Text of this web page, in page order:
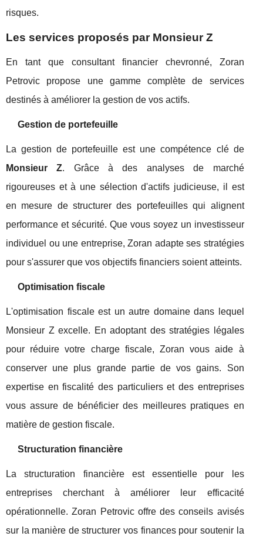
risques.
Les services proposés par Monsieur Z
En tant que consultant financier chevronné, Zoran
Petrovic propose une gamme complète de services
destinés à améliorer la gestion de vos actifs.
Gestion de portefeuille
La gestion de portefeuille est une compétence clé de
Monsieur Z. Grâce à des analyses de marché
rigoureuses et à une sélection d'actifs judicieuse, il est
en mesure de structurer des portefeuilles qui alignent
performance et sécurité. Que vous soyez un investisseur
individuel ou une entreprise, Zoran adapte ses stratégies
pour s'assurer que vos objectifs financiers soient atteints.
Optimisation fiscale
L'optimisation fiscale est un autre domaine dans lequel
Monsieur Z excelle. En adoptant des stratégies légales
pour réduire votre charge fiscale, Zoran vous aide à
conserver une plus grande partie de vos gains. Son
expertise en fiscalité des particuliers et des entreprises
vous assure de bénéficier des meilleures pratiques en
matière de gestion fiscale.
Structuration financière
La structuration financière est essentielle pour les
entreprises cherchant à améliorer leur efficacité
opérationnelle. Zoran Petrovic offre des conseils avisés
sur la manière de structurer vos finances pour soutenir la